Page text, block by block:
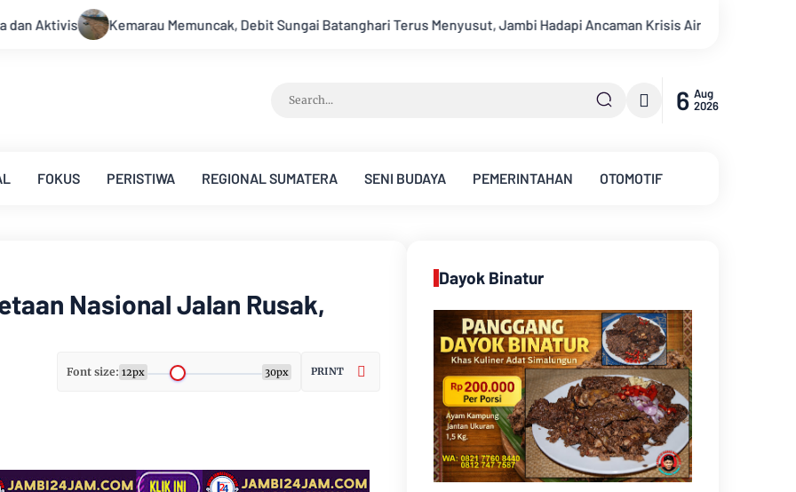
Debit Sungai Batanghari Terus Menyusut, Jambi Hadapi Ancaman Krisis Air Bersih dan Karhutla Sungai Batanghari
6 Aug
2026
FOKUS PERISTIWA REGIONAL SUMATERA SENI BUDAYA PEMERINTAHAN OTOMOTIF
Nasional Jalan Rusak,
Font size: 12px 30px PRINT
Dayok Binatur